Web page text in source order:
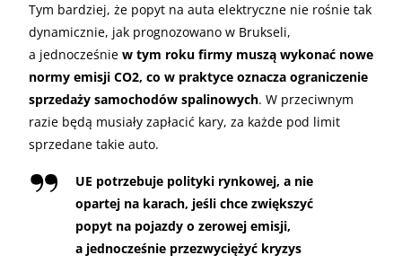
Tym bardziej, że popyt na auta elektryczne nie rośnie tak
dynamicznie, jak prognozowano w Brukseli,
a jednocześnie w tym roku firmy muszą wykonać nowe
normy emisji CO2, co w praktyce oznacza ograniczenie
sprzedaży samochodów spalinowych. W przeciwnym
razie będą musiały zapłacić kary, za każde pod limit
sprzedane takie auto.
UE potrzebuje polityki rynkowej, a nie
opartej na karach, jeśli chce zwiększyć
popyt na pojazdy o zerowej emisji,
a jednocześnie przezwyciężyć kryzys